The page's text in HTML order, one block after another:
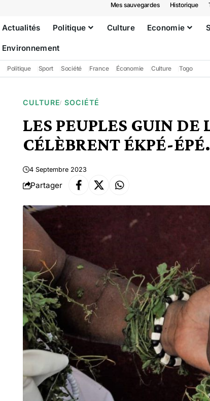
Mes sauvegardes Historique
Actualités Politique Culture Economie
Environnement
Politique Sport Société France Économie Culture Togo
CULTURE SOCIÉTÉ
LES PEUPLES GUIN DE
CÉLÈBRENT ÉKPÉ-ÉPÉ.
4 Septembre 2023
Partager